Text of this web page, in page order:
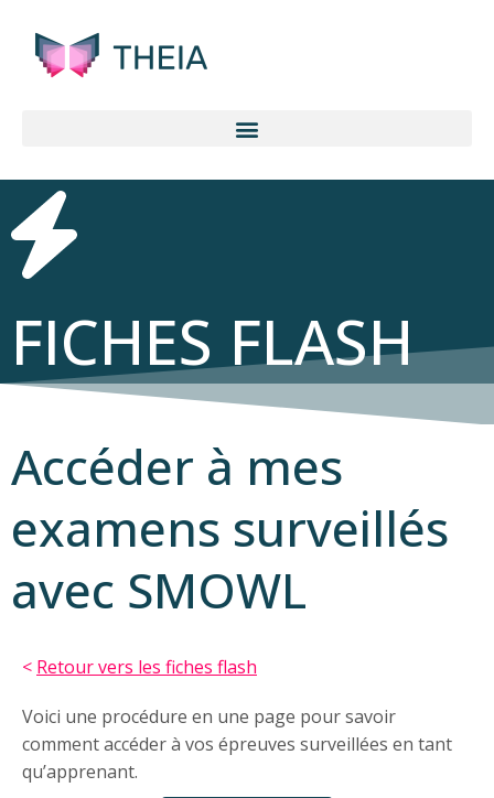
FICHES FLASH
Accéder à mes
examens surveillés
avec SMOWL
< Retour vers les fiches flash
Voici une procédure en une page pour savoir
comment accéder à vos épreuves surveillées en tant
qu’apprenant.